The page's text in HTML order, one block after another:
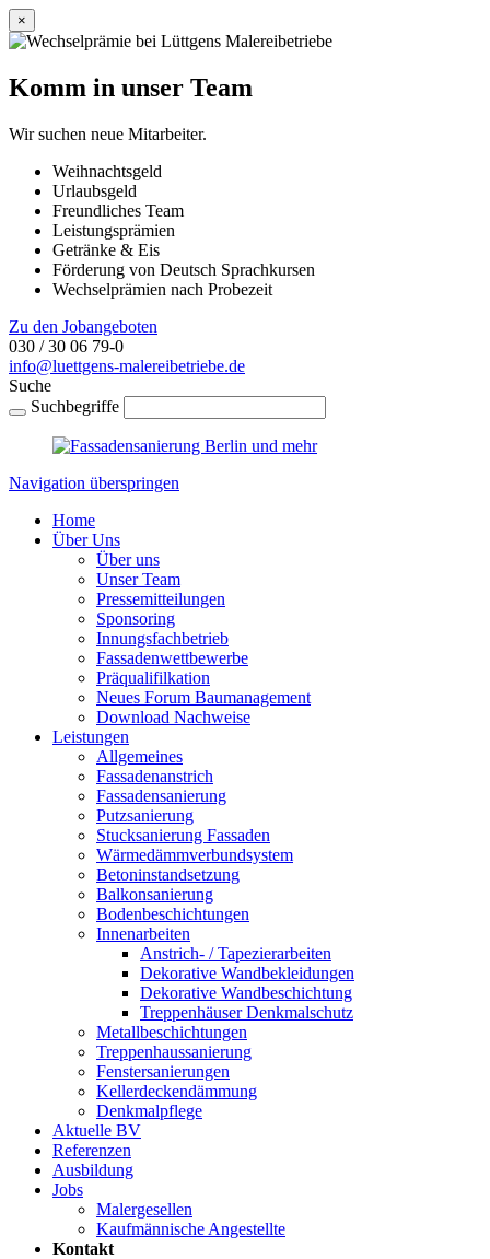
×
Komm in unser Team
Wir suchen neue Mitarbeiter.
Weihnachtsgeld
Urlaubsgeld
Freundliches Team
Leistungsprämien
Getränke & Eis
Förderung von Deutsch Sprachkursen
Wechselprämien nach Probezeit
Zu den Jobangeboten
030 / 30 06 79-0
info@luettgens-malereibetriebe.de
Suche
Suchbegriffe
Navigation überspringen
Home
Über Uns
Über uns
Unser Team
Pressemitteilungen
Sponsoring
Innungsfachbetrieb
Fassadenwettbewerbe
Präqualifilkation
Neues Forum Baumanagement
Download Nachweise
Leistungen
Allgemeines
Fassadenanstrich
Fassadensanierung
Putzsanierung
Stucksanierung Fassaden
Wärmedämmverbundsystem
Betoninstandsetzung
Balkonsanierung
Bodenbeschichtungen
Innenarbeiten
Anstrich- / Tapezierarbeiten
Dekorative Wandbekleidungen
Dekorative Wandbeschichtung
Treppenhäuser Denkmalschutz
Metallbeschichtungen
Treppenhaussanierung
Fenstersanierungen
Kellerdeckendämmung
Denkmalpflege
Aktuelle BV
Referenzen
Ausbildung
Jobs
Malergesellen
Kaufmännische Angestellte
Kontakt